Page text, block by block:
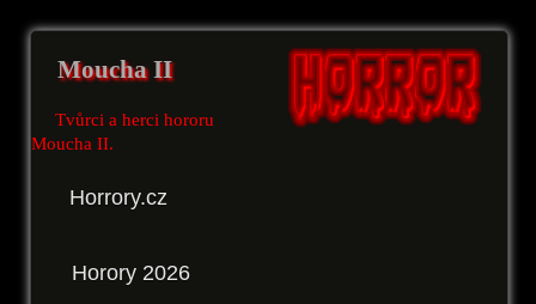
Moucha II
Tvůrci a herci hororu
Moucha II.
Horrory.cz
Horory 2026